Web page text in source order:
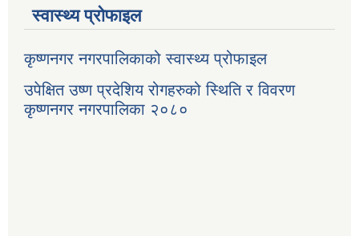
स्वास्थ्य प्रोफाइल
कृष्णनगर नगरपालिकाको स्वास्थ्य प्रोफाइल
उपेक्षित उष्ण प्रदेशिय रोगहरुको स्थिति र विवरण
कृष्णनगर नगरपालिका २०८०